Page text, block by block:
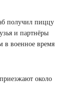
получил пиццу
и партнёры
в военное время
около